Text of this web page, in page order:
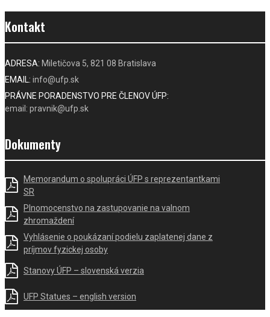
Kontakt
ADRESA: Miletičova 5, 821 08 Bratislava
EMAIL: info@ufp.sk
PRÁVNE PORADENSTVO PRE ČLENOV ÚFP:
email: pravnik@ufp.sk
Dokumenty
Memorandum o spolupráci ÚFP s reprezentantkami
SR
Plnomocenstvo na zastupovanie na valnom
zhromaždení
Vyhlásenie o poukázaní podielu zaplatenej dane z
príjmov fyzickej osoby
Stanovy ÚFP – slovenská verzia
UFP Statues – english version